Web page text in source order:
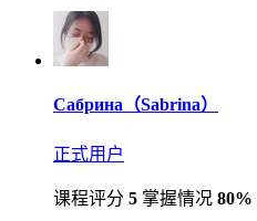
Сабрина（Sabrina）
正式用户
课程评分 5 掌握情况 80%